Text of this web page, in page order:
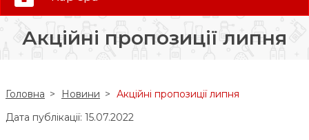
Слідкуй за нами:
Акційні пропозиції липня
Головна Новини
Акційні пропозиції липня
Дата публікації: 15.07.2022